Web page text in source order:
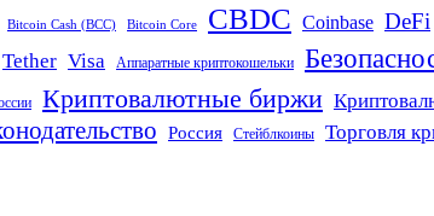
Bitcoin Cash (BCC) Bitcoin Core CBDC Coinbase DeFi
Tether Visa Аппаратные криптокошельки
Криптовалютные биржи
Россия Стейблкоины Торговля